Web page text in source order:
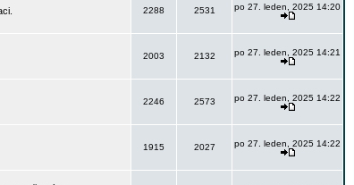
2288 2531 po 27. leden, 2025 14:20
2003 2132 po 27. leden, 2025 14:21
2246 2573 po 27. leden, 2025 14:22
1915 2027 po 27. leden, 2025 14:22